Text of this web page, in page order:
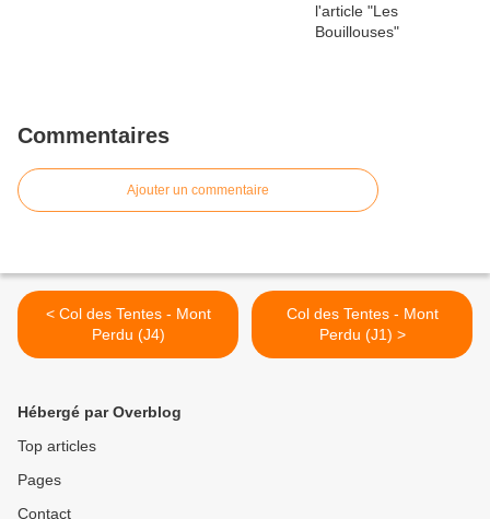
Commentaires
Ajouter un commentaire
< Col des Tentes - Mont
Perdu (J4)
Col des Tentes - Mont
Perdu (J1) >
Hébergé par Overblog
Top articles
Pages
Contact